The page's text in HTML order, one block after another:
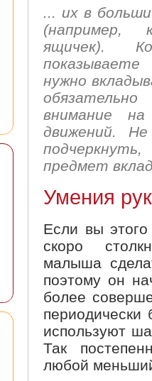
... их в
(например,
ящичек).
нужно
внимание на
движений.
предмет
Умения рук
Если вы
скоро
малыша
поэтому он
более
периодически
используют
Так
любой